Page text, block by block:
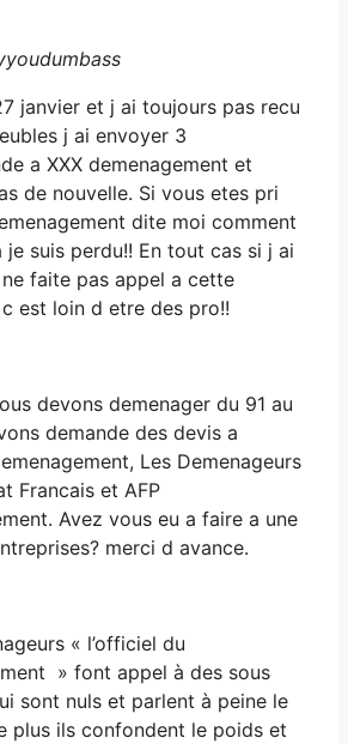
janvier et j ai toujours pas recu
j ai envoyer 3
a XXX demenagement et
de nouvelle. Si vous etes pri
dite moi comment
je suis perdu!! En tout cas si j ai
faite pas appel a cette
est loin d etre des pro!!
devons demenager du 91 au
demande des devis a
Les Demenageurs
Francais et AFP
Avez vous eu a faire a une
merci d avance.
« l’officiel du
» font appel à des sous
sont nuls et parlent à peine le
plus ils confondent le poids et